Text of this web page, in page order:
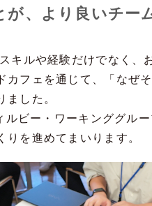
が、より良いチー
キルや経験だけでなく、
カフェを通じて、「なぜ
ました。
ビー・ワーキンググル
りを進めてまいります。